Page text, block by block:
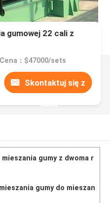
gumowej 22 cali z
Cena：$47000/sets
Skontaktuj się z
nami
mieszania gumy z dwoma r
gumy do mieszan